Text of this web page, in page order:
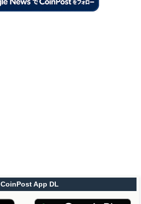
CoinPost App DL